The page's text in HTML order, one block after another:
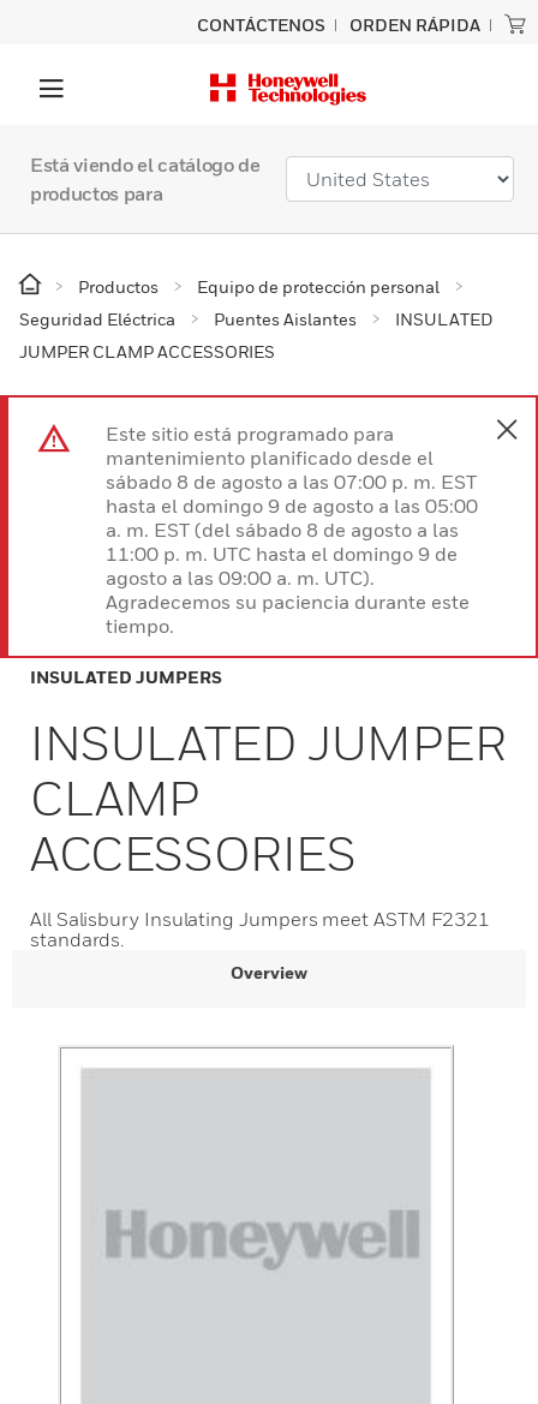
CONTÁCTENOS ORDEN RÁPIDA
Está viendo el catálogo de
productos para
Productos
Equipo de protección personal
Seguridad Eléctrica
Puentes Aislantes
INSULATED
JUMPER CLAMP ACCESSORIES
Este sitio está programado para
mantenimiento planificado desde el
sábado 8 de agosto a las 07:00 p. m. EST
hasta el domingo 9 de agosto a las 05:00
a. m. EST (del sábado 8 de agosto a las
11:00 p. m. UTC hasta el domingo 9 de
agosto a las 09:00 a. m. UTC).
Agradecemos su paciencia durante este
tiempo.
INSULATED JUMPERS
INSULATED JUMPER
CLAMP
ACCESSORIES
All Salisbury Insulating Jumpers meet ASTM F2321
standards.
Overview